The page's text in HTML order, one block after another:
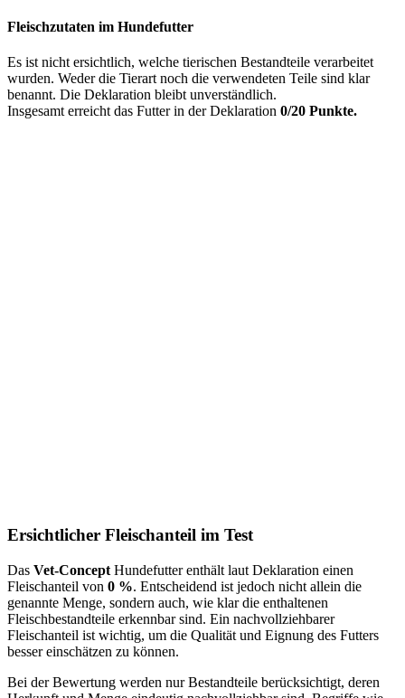
Fleischzutaten im Hundefutter
Es ist nicht ersichtlich, welche tierischen Bestandteile verarbeitet
wurden. Weder die Tierart noch die verwendeten Teile sind klar
benannt. Die Deklaration bleibt unverständlich.
Insgesamt erreicht das Futter in der Deklaration 0/20 Punkte.
Ersichtlicher Fleischanteil im Test
Das Vet-Concept Hundefutter enthält laut Deklaration einen
Fleischanteil von 0 %. Entscheidend ist jedoch nicht allein die
genannte Menge, sondern auch, wie klar die enthaltenen
Fleischbestandteile erkennbar sind. Ein nachvollziehbarer
Fleischanteil ist wichtig, um die Qualität und Eignung des Futters
besser einschätzen zu können.
Bei der Bewertung werden nur Bestandteile berücksichtigt, deren